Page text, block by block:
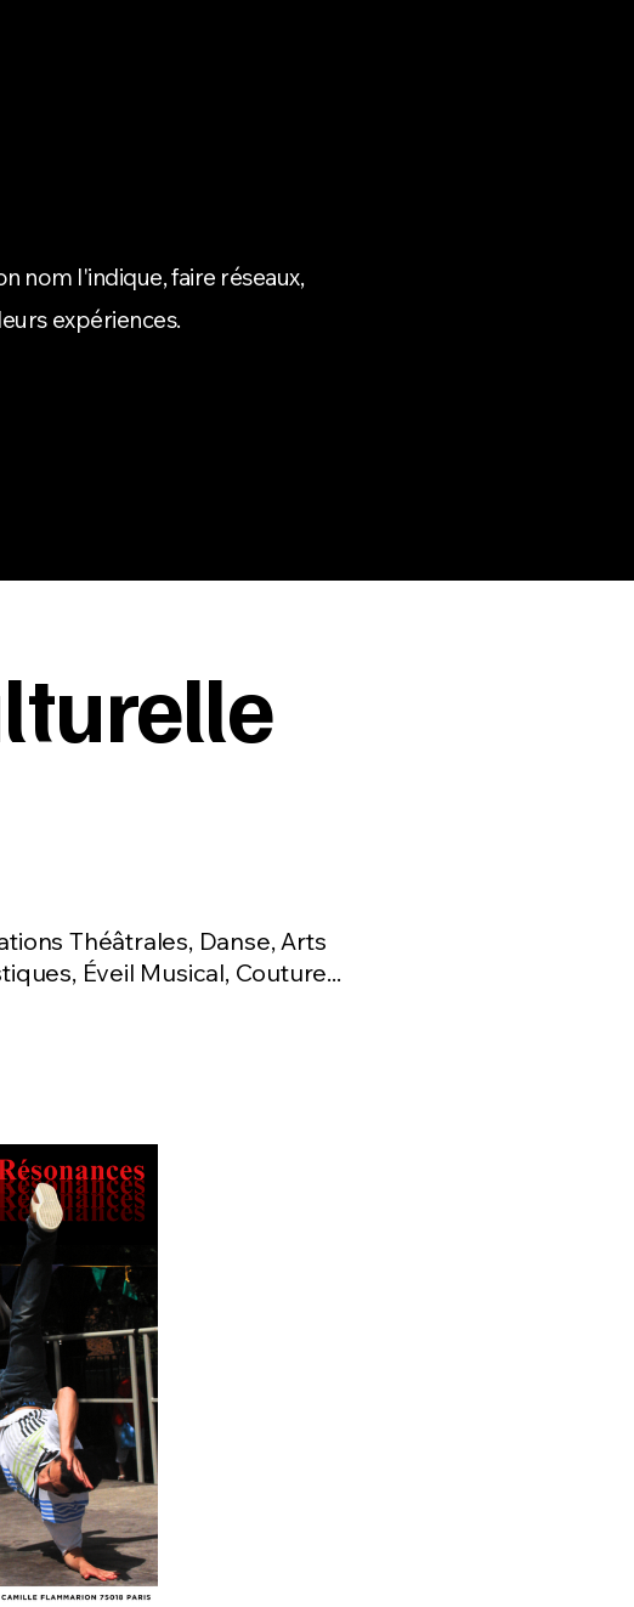
nom l'indique, faire réseaux,
expériences.
Théâtrales, Danse, Arts
Éveil Musical, Couture...